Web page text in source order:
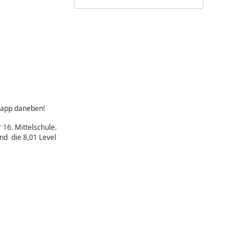
daneben!
16. Mittelschule.
die 8,01 Level